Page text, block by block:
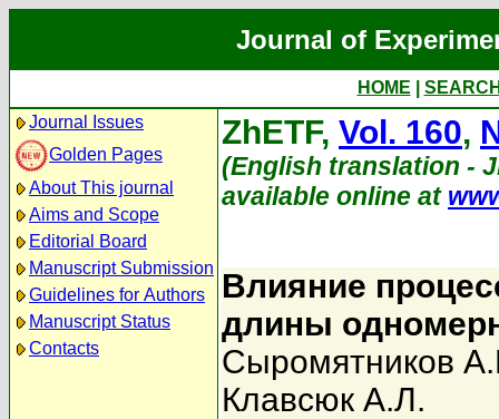
Journal of
HOME
Journal Issues
Golden Pages
About This journal
Aims and Scope
Editorial Board
Manuscript Submission
Guidelines for Authors
Manuscript Status
Contacts
ZhETF, Vol. 160,
(English translation -
available online at
Влияние
длины
Сыромятников
Клавсюк А.Л.